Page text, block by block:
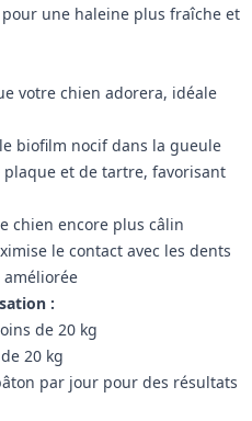
une haleine plus fraîche et
votre chien adorera, idéale
biofilm nocif dans la gueule
et de tartre, favorisant
chien encore plus câlin
le contact avec les dents
:
de 20 kg
20 kg
par jour pour des résultats